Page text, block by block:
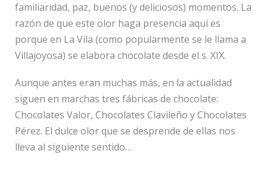
familiaridad, paz, buenos (y deliciosos) momentos. La
razón de que este olor haga presencia aquí es
porque en La Vila (como popularmente se le llama a
Villajoyosa) se elabora chocolate desde el s. XIX.
Aunque antes eran muchas más, en la actualidad
siguen en marchas tres fábricas de chocolate:
Chocolates Valor, Chocolates Clavileño y Chocolates
Pérez. El dulce olor que se desprende de ellas nos
lleva al siguiente sentido…